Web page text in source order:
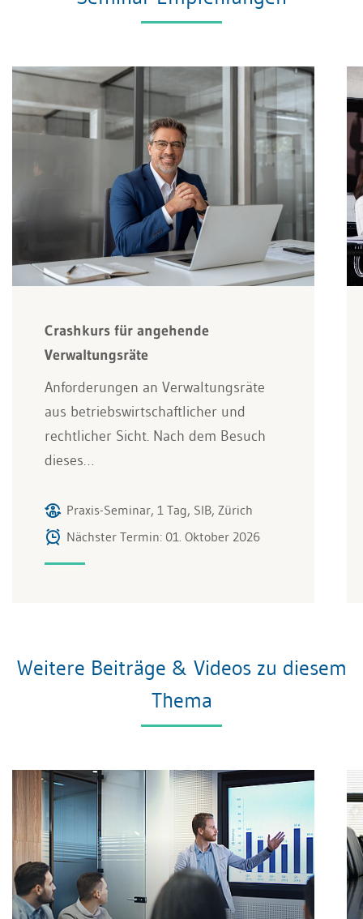
Crashkurs für angehende
Verwaltungsräte
Anforderungen an Verwaltungsräte
aus betriebswirtschaftlicher und
rechtlicher Sicht. Nach dem Besuch
dieses…
Praxis-Seminar, 1 Tag, SIB, Zürich
Nächster Termin: 01. Oktober 2026
Weitere Beiträge & Videos zu diesem
Thema